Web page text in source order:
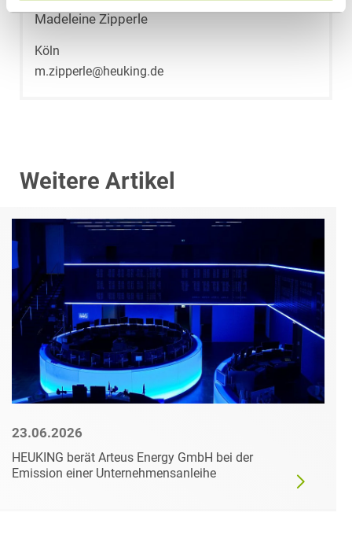
Madeleine Zipperle
Köln
m.zipperle@heuking.de
Weitere Artikel
23.06.2026
HEUKING berät Arteus Energy GmbH bei der
Emission einer Unternehmensanleihe